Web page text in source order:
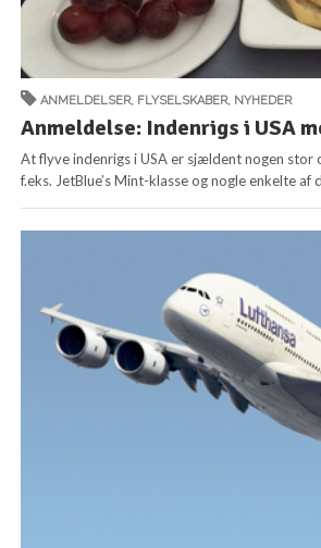
ANMELDELSER, FLYSELSKABER, NYHEDER
Anmeldelse: Indenrigs i USA
At flyve indenrigs i USA er sjældent nogen stor
f.eks. JetBlue’s Mint-klasse og nogle enkelte af